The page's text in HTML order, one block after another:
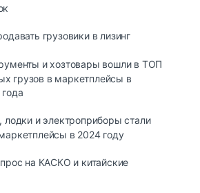
грузовики в лизинг
и хозтовары вошли в ТОП
грузов в маркетплейсы в
лодки и электроприборы стали
в 2024 году
на КАСКО и китайские